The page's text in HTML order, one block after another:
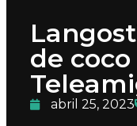
de
abril 25, 2023